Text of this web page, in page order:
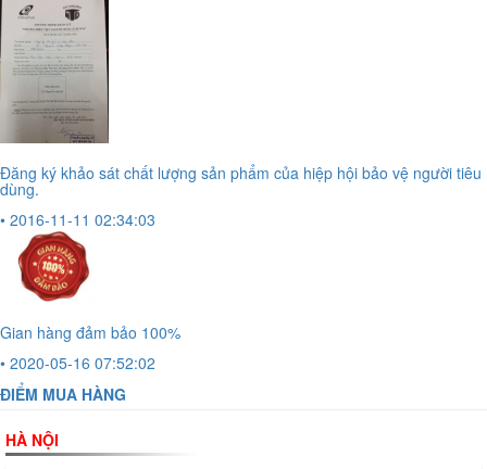
Đăng ký khảo sát chất lượng sản phẩm của hiệp hội bảo vệ người tiêu
dùng.
• 2016-11-11 02:34:03
Gian hàng đảm bảo 100%
• 2020-05-16 07:52:02
ĐIỂM MUA HÀNG
HÀ NỘI